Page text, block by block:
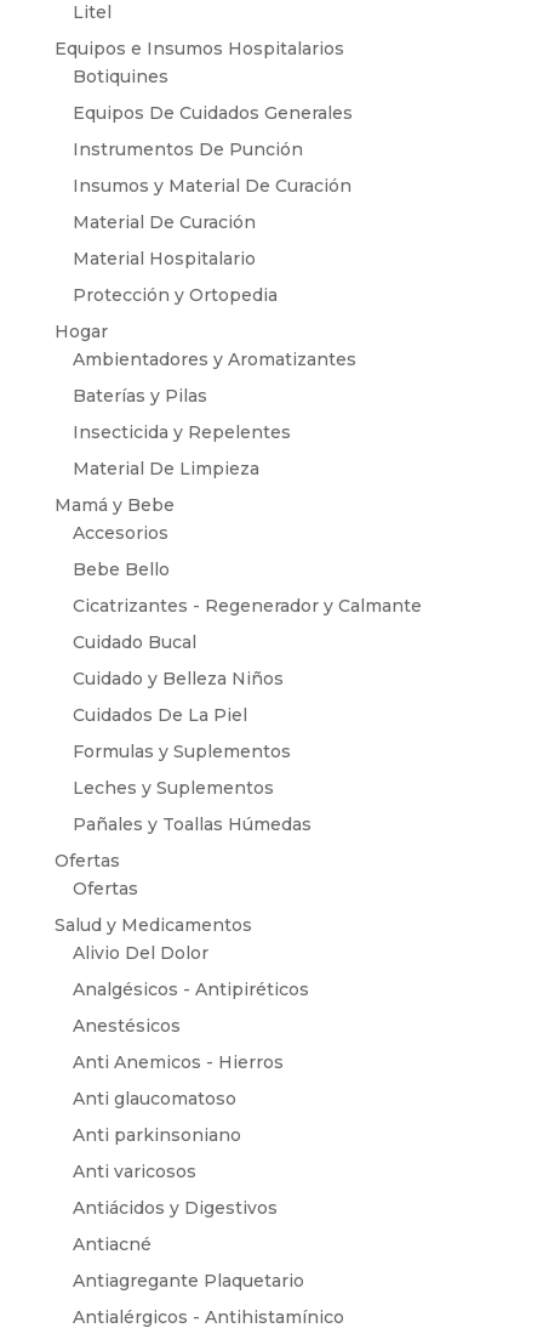
Litel
Equipos e Insumos Hospitalarios
Botiquines
Equipos De Cuidados Generales
Instrumentos De Punción
Insumos y Material De Curación
Material De Curación
Material Hospitalario
Protección y Ortopedia
Hogar
Ambientadores y Aromatizantes
Baterías y Pilas
Insecticida y Repelentes
Material De Limpieza
Mamá y Bebe
Accesorios
Bebe Bello
Cicatrizantes - Regenerador y Calmante
Cuidado Bucal
Cuidado y Belleza Niños
Cuidados De La Piel
Formulas y Suplementos
Leches y Suplementos
Pañales y Toallas Húmedas
Ofertas
Ofertas
Salud y Medicamentos
Alivio Del Dolor
Analgésicos - Antipiréticos
Anestésicos
Anti Anemicos - Hierros
Anti glaucomatoso
Anti parkinsoniano
Anti varicosos
Antiácidos y Digestivos
Antiacné
Antiagregante Plaquetario
Antialérgicos - Antihistamínico